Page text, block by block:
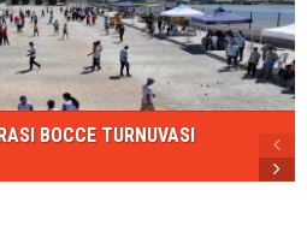
BOCCE TURNUVASI